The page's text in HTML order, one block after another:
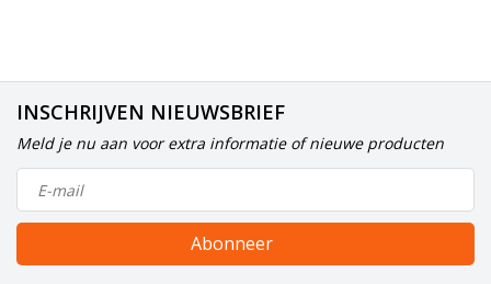
INSCHRIJVEN NIEUWSBRIEF
Meld je nu aan voor extra informatie of nieuwe producten
Abonneer